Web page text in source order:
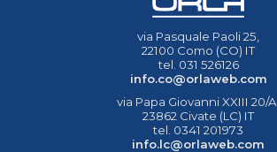
via Pasquale Paoli 25,
22100 Como (CO) IT
tel. 031 526126
info.co@orlaweb.com
via Papa Giovanni XXIII 20/A,
23862 Civate (LC) IT
tel. 0341 201973
info.lc@orlaweb.com